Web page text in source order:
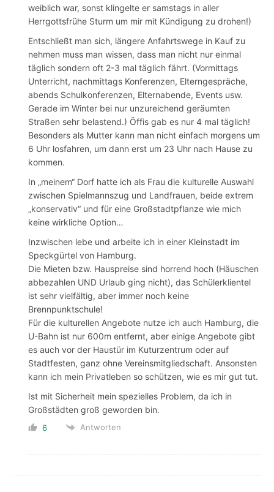
weiblich war, sonst klingelte er samstags in aller
Herrgottsfrühe Sturm um mir mit Kündigung zu drohen!)
Entschließt man sich, längere Anfahrtswege in Kauf zu
nehmen muss man wissen, dass man nicht nur einmal
täglich sondern oft 2-3 mal täglich fährt. (Vormittags
Unterricht, nachmittags Konferenzen, Elterngespräche,
abends Schulkonferenzen, Elternabende, Events usw.
Gerade im Winter bei nur unzureichend geräumten
Straßen sehr belastend.) Öffis gab es nur 4 mal täglich!
Besonders als Mutter kann man nicht einfach morgens um
6 Uhr losfahren, um dann erst um 23 Uhr nach Hause zu
kommen.
In „meinem“ Dorf hatte ich als Frau die kulturelle Auswahl
zwischen Spielmannszug und Landfrauen, beide extrem
„konservativ“ und für eine Großstadtpflanze wie mich
keine wirkliche Option…
Inzwischen lebe und arbeite ich in einer Kleinstadt im
Speckgürtel von Hamburg.
Die Mieten bzw. Hauspreise sind horrend hoch (Häuschen
abbezahlen UND Urlaub ging nicht), das Schülerklientel
ist sehr vielfältig, aber immer noch keine
Brennpunktschule!
Für die kulturellen Angebote nutze ich auch Hamburg, die
U-Bahn ist nur 600m entfernt, aber einige Angebote gibt
es auch vor der Haustür im Kuturzentrum oder auf
Stadtfesten, ganz ohne Vereinsmitgliedschaft. Ansonsten
kann ich mein Privatleben so schützen, wie es mir gut tut.
Ist mit Sicherheit mein spezielles Problem, da ich in
Großstädten groß geworden bin.
6 Antworten